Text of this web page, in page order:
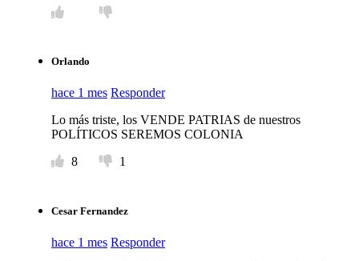
Orlando
hace 1 mes Responder
Lo más triste, los VENDE PATRIAS de nuestros
POLÍTICOS SEREMOS COLONIA
8
1
Cesar Fernandez
hace 1 mes Responder